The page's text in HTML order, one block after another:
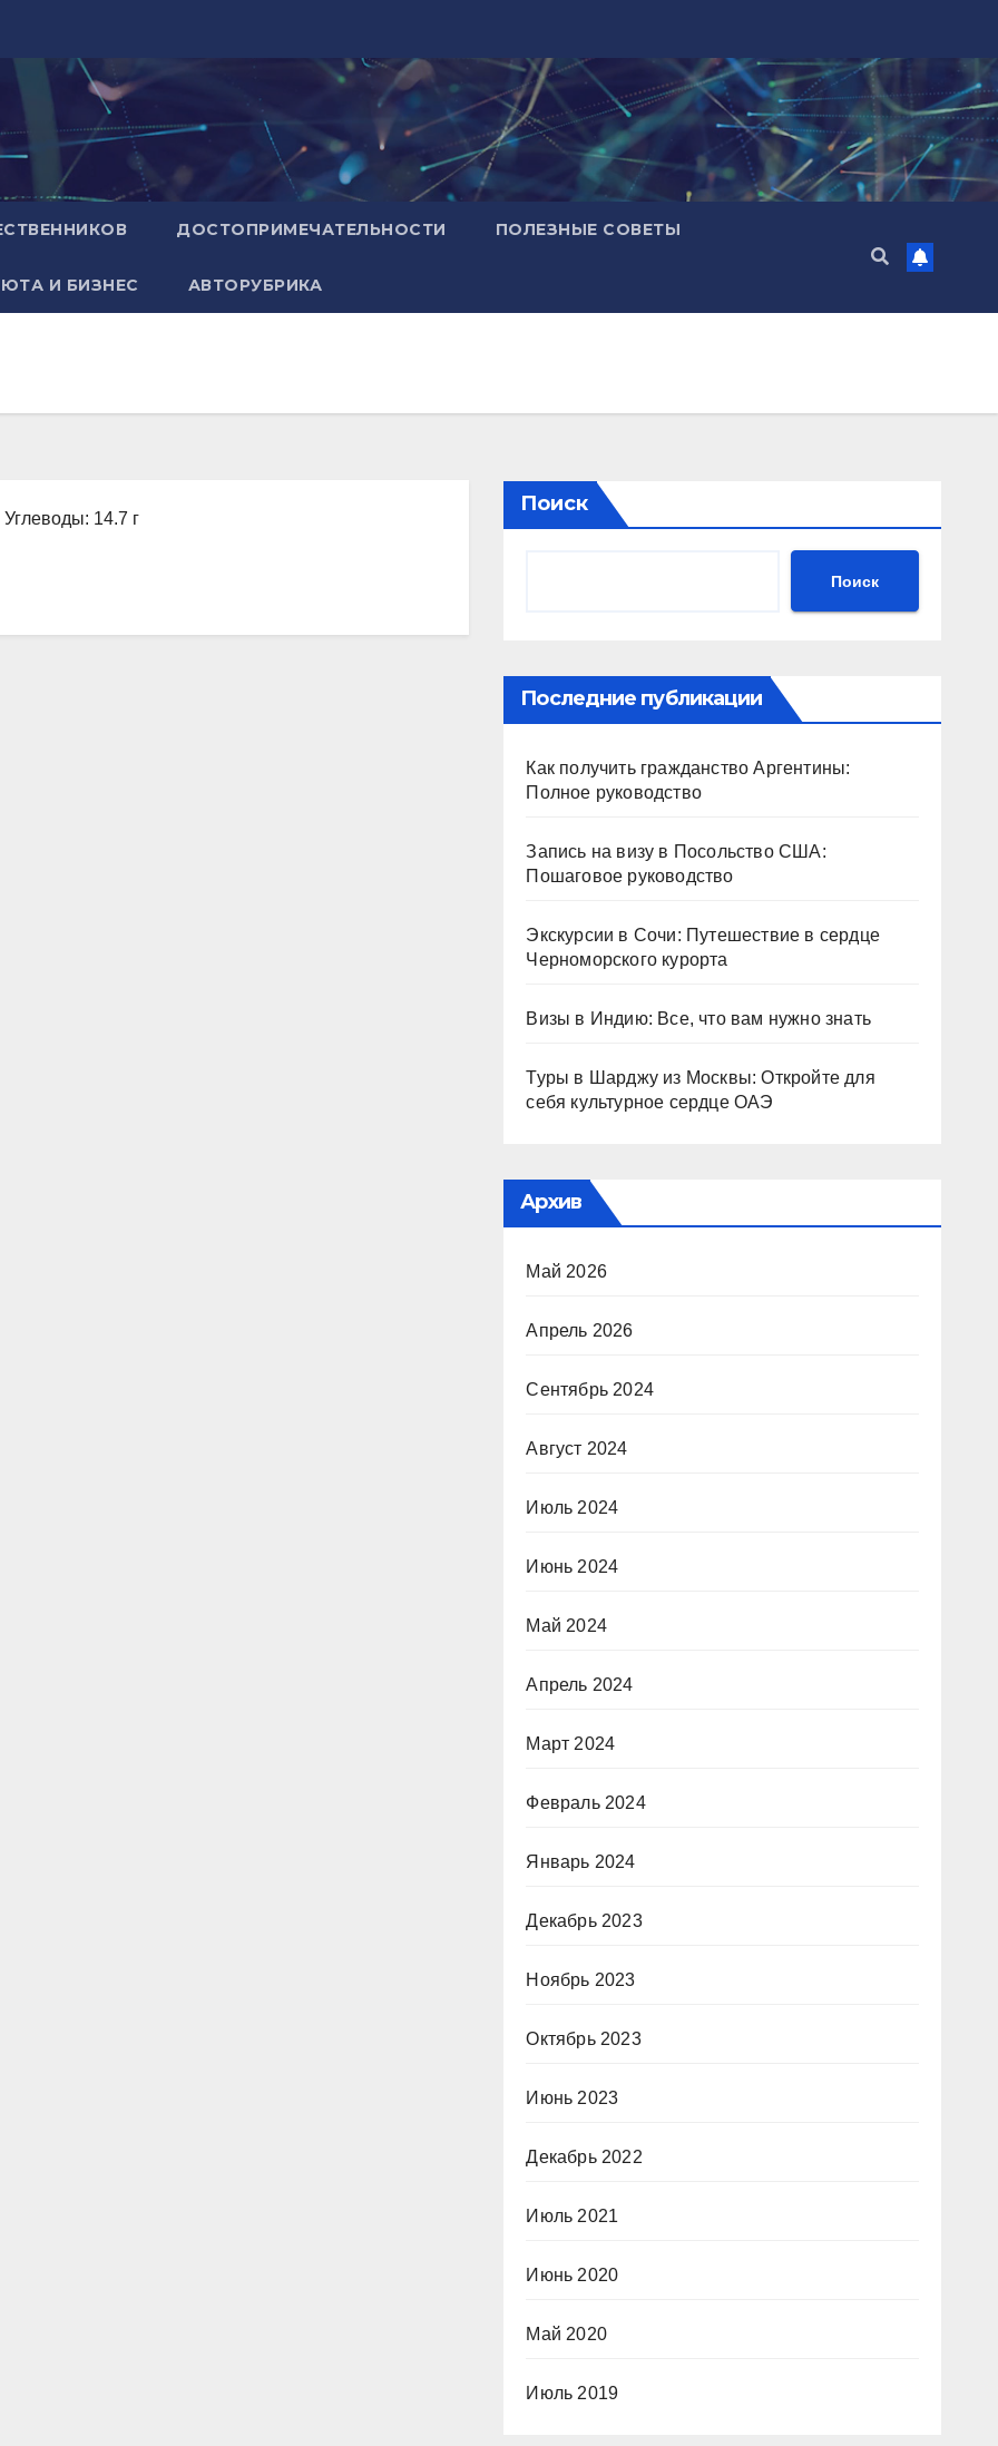
ДОСТОПРИМЕЧАТЕЛЬНОСТИ ПОЛЕЗНЫЕ СОВЕТЫ
И БИЗНЕС АВТОРУБРИКА
14.7 г
Поиск
Поиск
Последние публикации
Как получить гражданство Аргентины:
Полное руководство
Запись на визу в Посольство США:
Пошаговое руководство
Экскурсии в Сочи: Путешествие в сердце
Черноморского курорта
Визы в Индию: Все, что вам нужно знать
Туры в Шарджу из Москвы: Откройте для
себя культурное сердце ОАЭ
Архив
Май 2026
Апрель 2026
Сентябрь 2024
Август 2024
Июль 2024
Июнь 2024
Май 2024
Апрель 2024
Март 2024
Февраль 2024
Январь 2024
Декабрь 2023
Ноябрь 2023
Октябрь 2023
Июнь 2023
Декабрь 2022
Июль 2021
Июнь 2020
Май 2020
Июль 2019